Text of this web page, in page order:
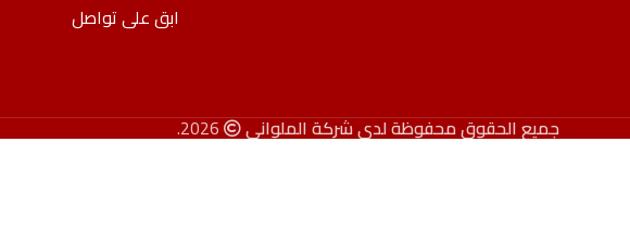
ابق على تواصل
جميع الحقوق محفوظة لدى شركة الملواني 2026.